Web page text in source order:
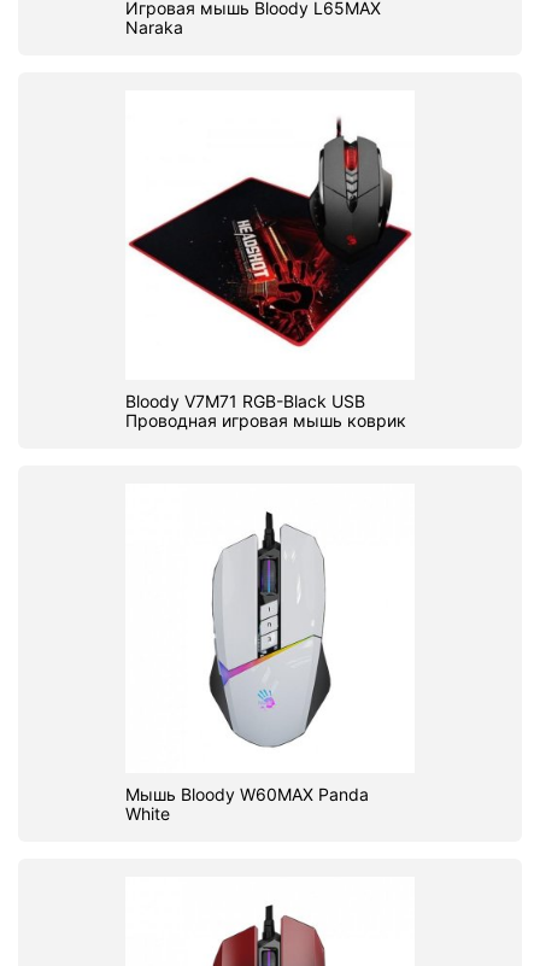
Игровая мышь Bloody L65MAX
Naraka
Bloody V7M71 RGB-Black USB
Проводная игровая мышь коврик
Мышь Bloody W60MAX Panda
White